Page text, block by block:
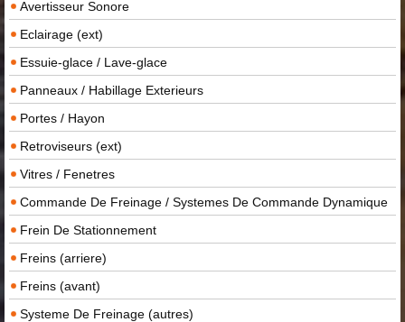
Avertisseur Sonore
Eclairage (ext)
Essuie-glace / Lave-glace
Panneaux / Habillage Exterieurs
Portes / Hayon
Retroviseurs (ext)
Vitres / Fenetres
Commande De Freinage / Systemes De Commande Dynamique
Frein De Stationnement
Freins (arriere)
Freins (avant)
Systeme De Freinage (autres)